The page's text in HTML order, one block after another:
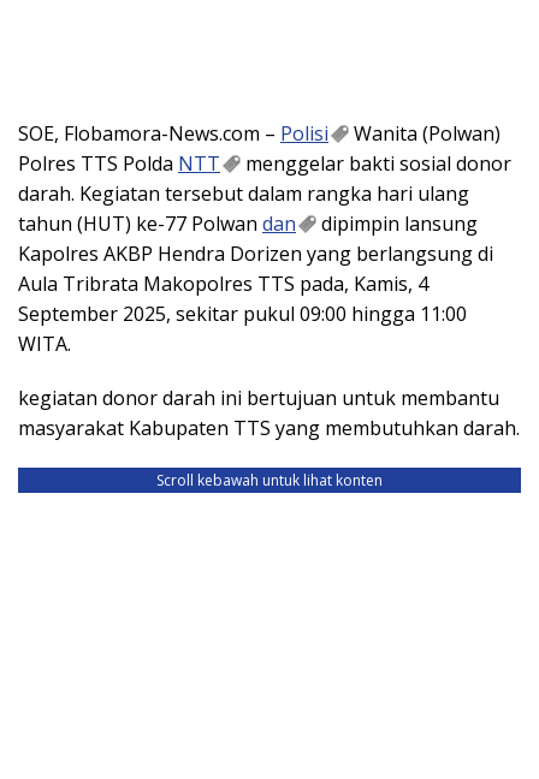
SOE, Flobamora-News.com – Polisi
Wanita (Polwan)
Polres TTS Polda NTT
menggelar bakti sosial donor
darah. Kegiatan tersebut dalam rangka hari ulang
tahun (HUT) ke-77 Polwan dan
dipimpin lansung
Kapolres AKBP Hendra Dorizen yang berlangsung di
Aula Tribrata Makopolres TTS pada, Kamis, 4
September 2025, sekitar pukul 09:00 hingga 11:00
WITA.
kegiatan donor darah ini bertujuan untuk membantu
masyarakat Kabupaten TTS yang membutuhkan darah.
Scroll kebawah untuk lihat konten